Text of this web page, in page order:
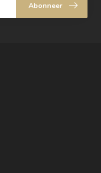
Abonneer